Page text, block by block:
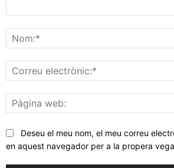
Deseu el meu nom, el meu correu
en aquest navegador per a la propera